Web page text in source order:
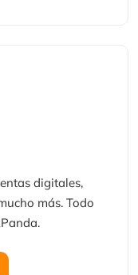
digitales,
más. Todo